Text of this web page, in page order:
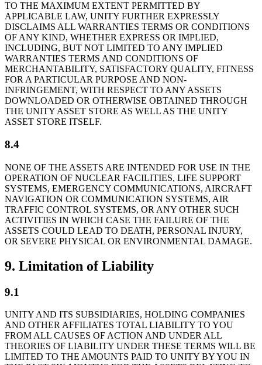
TO THE MAXIMUM EXTENT PERMITTED BY
APPLICABLE LAW, UNITY FURTHER EXPRESSLY
DISCLAIMS ALL WARRANTIES TERMS OR CONDITIONS
OF ANY KIND, WHETHER EXPRESS OR IMPLIED,
INCLUDING, BUT NOT LIMITED TO ANY IMPLIED
WARRANTIES TERMS AND CONDITIONS OF
MERCHANTABILITY, SATISFACTORY QUALITY, FITNESS
FOR A PARTICULAR PURPOSE AND NON-
INFRINGEMENT, WITH RESPECT TO ANY ASSETS
DOWNLOADED OR OTHERWISE OBTAINED THROUGH
THE UNITY ASSET STORE AS WELL AS THE UNITY
ASSET STORE ITSELF.
8.4
NONE OF THE ASSETS ARE INTENDED FOR USE IN THE
OPERATION OF NUCLEAR FACILITIES, LIFE SUPPORT
SYSTEMS, EMERGENCY COMMUNICATIONS, AIRCRAFT
NAVIGATION OR COMMUNICATION SYSTEMS, AIR
TRAFFIC CONTROL SYSTEMS, OR ANY OTHER SUCH
ACTIVITIES IN WHICH CASE THE FAILURE OF THE
ASSETS COULD LEAD TO DEATH, PERSONAL INJURY,
OR SEVERE PHYSICAL OR ENVIRONMENTAL DAMAGE.
9. Limitation of Liability
9.1
UNITY AND ITS SUBSIDIARIES, HOLDING COMPANIES
AND OTHER AFFILIATES TOTAL LIABILITY TO YOU
FROM ALL CAUSES OF ACTION AND UNDER ALL
THEORIES OF LIABILITY UNDER THESE TERMS WILL BE
LIMITED TO THE AMOUNTS PAID TO UNITY BY YOU IN